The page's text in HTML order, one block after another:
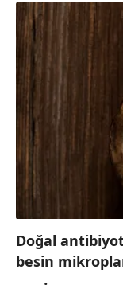
Doğal
besin